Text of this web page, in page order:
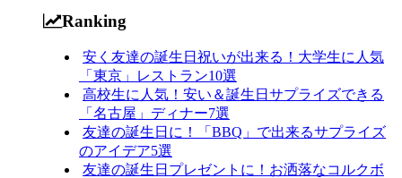
Ranking
安く友達の誕生日祝いが出来る！大学生に人気
「東京」レストラン10選
高校生に人気！安い＆誕生日サプライズできる
「名古屋」ディナー7選
友達の誕生日に！「BBQ」で出来るサプライズ
のアイデア5選
友達の誕生日プレゼントに！お洒落なコルクボ